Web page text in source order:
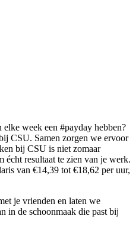
elke week een #payday hebben?
CSU. Samen zorgen we ervoor
bij CSU is niet zomaar
écht resultaat te zien van je werk.
van €14,39 tot €18,62 per uur,
je vrienden en laten we
in de schoonmaak die past bij